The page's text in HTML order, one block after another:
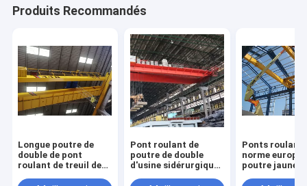
Produits Recommandés
Longue poutre de
double de pont
roulant de treuil de
Pont roulant de
poutre de double
d'usine sidérurgique
Ponts
norme
poutre jaune